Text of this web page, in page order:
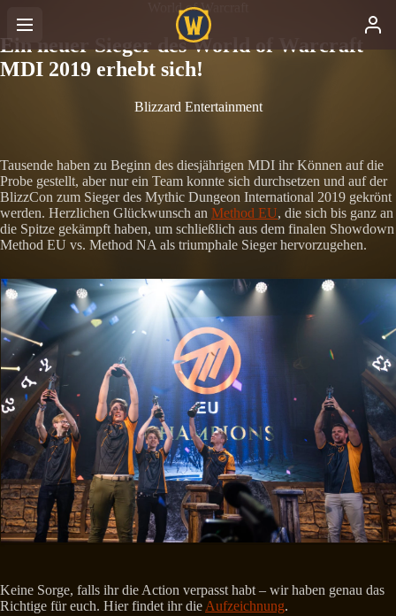
World of Warcraft
Ein neuer Sieger des World of Warcraft
MDI 2019 erhebt sich!
Blizzard Entertainment
Tausende haben zu Beginn des diesjährigen MDI ihr Können auf die
Probe gestellt, aber nur ein Team konnte sich durchsetzen und auf der
BlizzCon zum Sieger des Mythic Dungeon International 2019 gekrönt
werden. Herzlichen Glückwunsch an Method EU, die sich bis ganz an
die Spitze gekämpft haben, um schließlich aus dem finalen Showdown
Method EU vs. Method NA als triumphale Sieger hervorzugehen.
Keine Sorge, falls ihr die Action verpasst habt – wir haben genau das
Richtige für euch. Hier findet ihr die Aufzeichnung.